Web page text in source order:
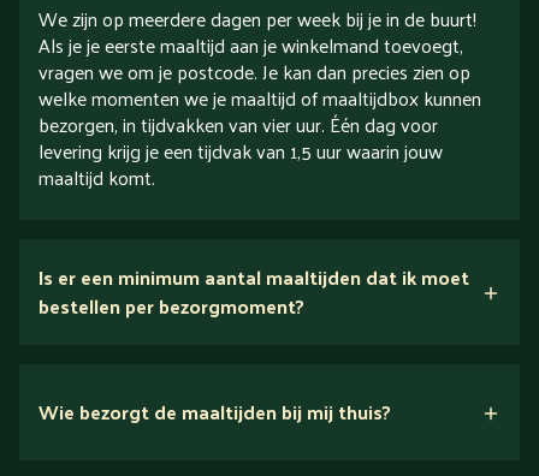
We zijn op meerdere dagen per week bij je in de buurt!
Als je je eerste maaltijd aan je winkelmand toevoegt,
vragen we om je postcode. Je kan dan precies zien op
welke momenten we je maaltijd of maaltijdbox kunnen
bezorgen, in tijdvakken van vier uur. Één dag voor
levering krijg je een tijdvak van 1,5 uur waarin jouw
maaltijd komt.
Is er een minimum aantal maaltijden dat ik moet
bestellen per bezorgmoment?
Wie bezorgt de maaltijden bij mij thuis?